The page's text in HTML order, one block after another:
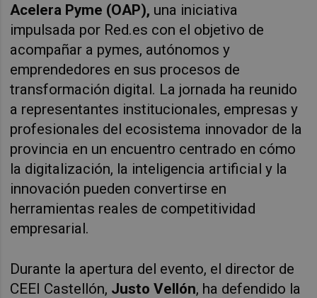
Acelera Pyme (OAP), una iniciativa
impulsada por Red.es con el objetivo de
acompañar a pymes, autónomos y
emprendedores en sus procesos de
transformación digital. La jornada ha reunido
a representantes institucionales, empresas y
profesionales del ecosistema innovador de la
provincia en un encuentro centrado en cómo
la digitalización, la inteligencia artificial y la
innovación pueden convertirse en
herramientas reales de competitividad
empresarial.
Durante la apertura del evento, el director de
CEEI Castellón, Justo Vellón, ha defendido la